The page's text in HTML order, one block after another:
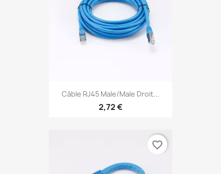
Câble RJ45 Male/Male Droit...
2,72 €
favorite_border